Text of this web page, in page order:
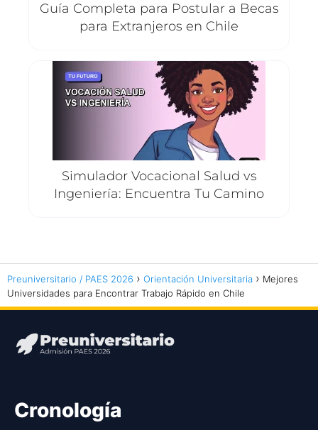
Guía Completa para Postular a Becas
para Extranjeros en Chile
Simulador Vocacional Salud vs
Ingeniería: Encuentra Tu Camino
Preuniversitario / PAES 2026 Orientación Universitaria
Mejores
Universidades para Encontrar Trabajo Rápido en Chile
Cronología